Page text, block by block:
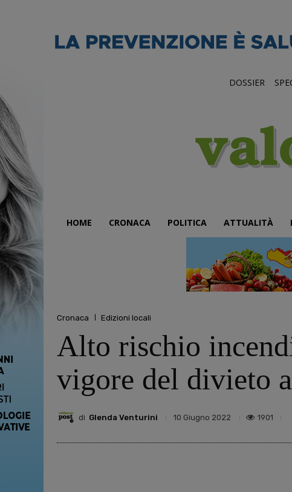
DOSSIER
HOME CRONACA POLITICA ATTUALITÀ
Cronaca Edizioni locali
Alto rischio
vigore del divieto
di Glenda Venturini 10 Giugno 2022 1901